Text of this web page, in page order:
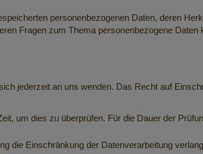
personenbezogenen Daten, deren
Fragen zum Thema personenbezogene Daten
jederzeit an uns wenden. Das Recht auf
um dies zu überprüfen. Für die Dauer der
die Einschränkung der Datenverarbeitung